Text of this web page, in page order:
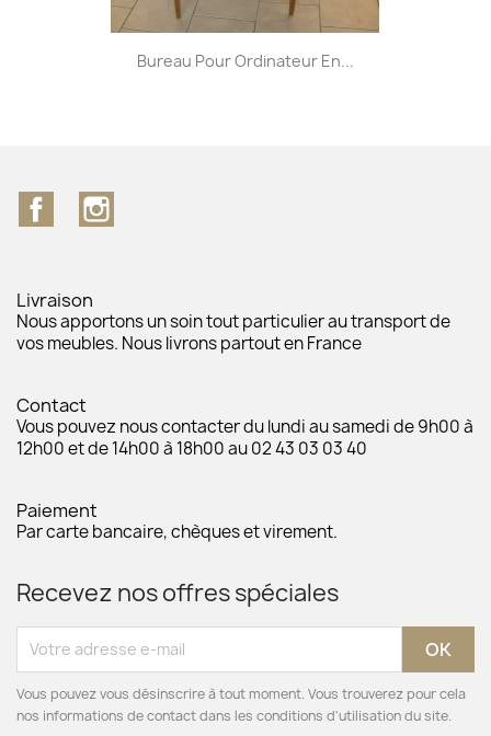
Bureau Pour Ordinateur En...
Facebook
Livraison
Nous apportons un soin tout particulier au transport de
vos meubles. Nous livrons partout en France
Contact
Vous pouvez nous contacter du lundi au samedi de 9h00 à
12h00 et de 14h00 à 18h00 au 02 43 03 03 40
Paiement
Par carte bancaire, chèques et virement.
Recevez nos offres spéciales
Vous pouvez vous désinscrire à tout moment. Vous trouverez pour cela
nos informations de contact dans les conditions d'utilisation du site.